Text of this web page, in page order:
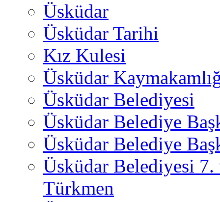
Üsküdar
Üsküdar Tarihi
Kız Kulesi
Üsküdar
Üsküdar Belediyesi
Üsküdar Belediye
Üsküdar Belediye
Üsküdar Belediyesi
Türkmen